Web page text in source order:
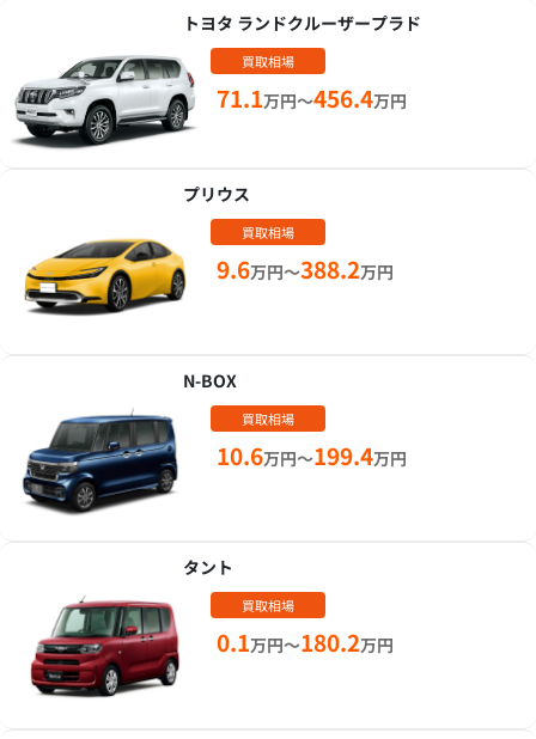
トヨタ ランドクルーザープラド
買取相場
71.1万円～456.4万円
プリウス
買取相場
9.6万円～388.2万円
N-BOX
買取相場
10.6万円～199.4万円
タント
買取相場
0.1万円～180.2万円